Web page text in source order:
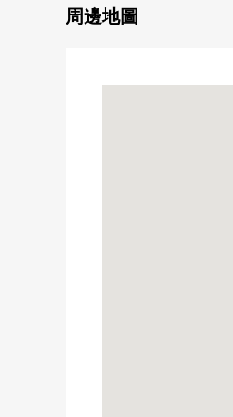
○ 土地面積：65.27平
周邊地圖